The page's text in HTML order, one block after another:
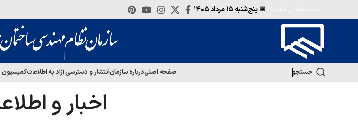
📅 پنج‌شنبه
جستجو صفحه اصلیدرباره سازمانانتشار و دسترسی آزاد به اطلاعاتکمیسیون
اخبار و